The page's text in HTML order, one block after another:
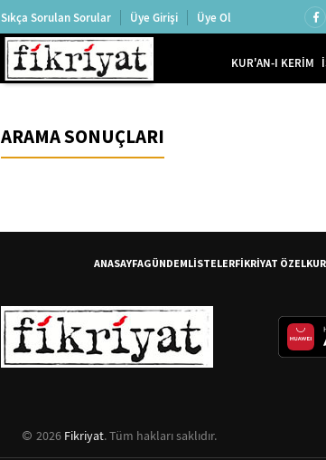
Sıkça Sorulan Sorular Üye Girişi Üye Ol
KUR'AN-I KERİM
ARAMA SONUÇLARI
ANASAYFAGÜNDEMLİSTELERFİKRİYAT ÖZEL
2026 Fikriyat. Tüm hakları saklıdır.